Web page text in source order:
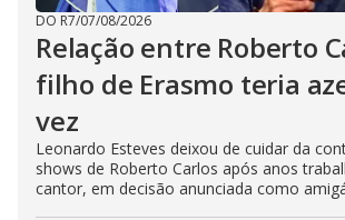
DO R7/07/08/2026
Relação entre Roberto
filho de Erasmo teria
vez
Leonardo Esteves deixou de cuidar da
shows de Roberto Carlos após anos
cantor, em decisão anunciada como